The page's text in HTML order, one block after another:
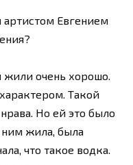
Евгением
очень хорошо.
Такой
Но ей это было
ним жила, была
что такое водка.